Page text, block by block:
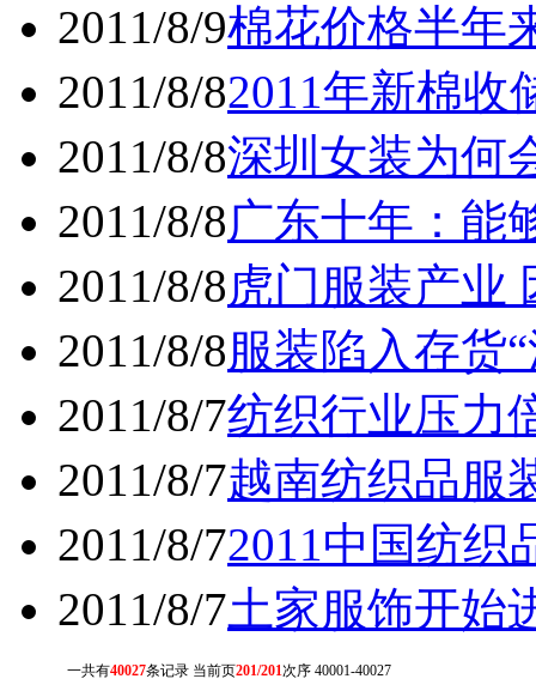
2011/8/9棉花价格半年
2011/8/82011年新棉收
2011/8/8深圳女装为何
2011/8/8广东十年：能
2011/8/8虎门服装产业
2011/8/8服装陷入存货
2011/8/7纺织行业压力
2011/8/7越南纺织品服
2011/8/72011中国纺织
2011/8/7土家服饰开始
一共有40027条记录 当前页201/201次序 40001-40027